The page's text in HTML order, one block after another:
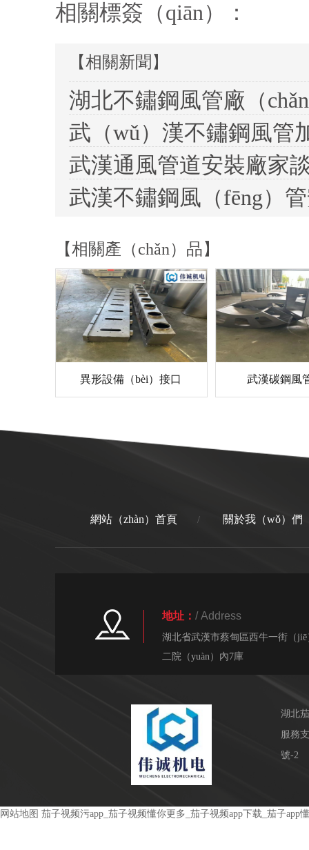
相關標簽（qiān）：
【相關新聞】
【相關產（chǎn）品】
異形設備（bèi）接口 武漢碳鋼風
網站（zhàn）首頁 / 關於我（wǒ）們
地址： / Address
湖北省武漢市蔡甸區西牛一街（
二院（yuàn）內7庫
湖北
服務
號-2
网站地图 茄子视频污app_茄子视频懂你更多_茄子视频app下载_茄子app